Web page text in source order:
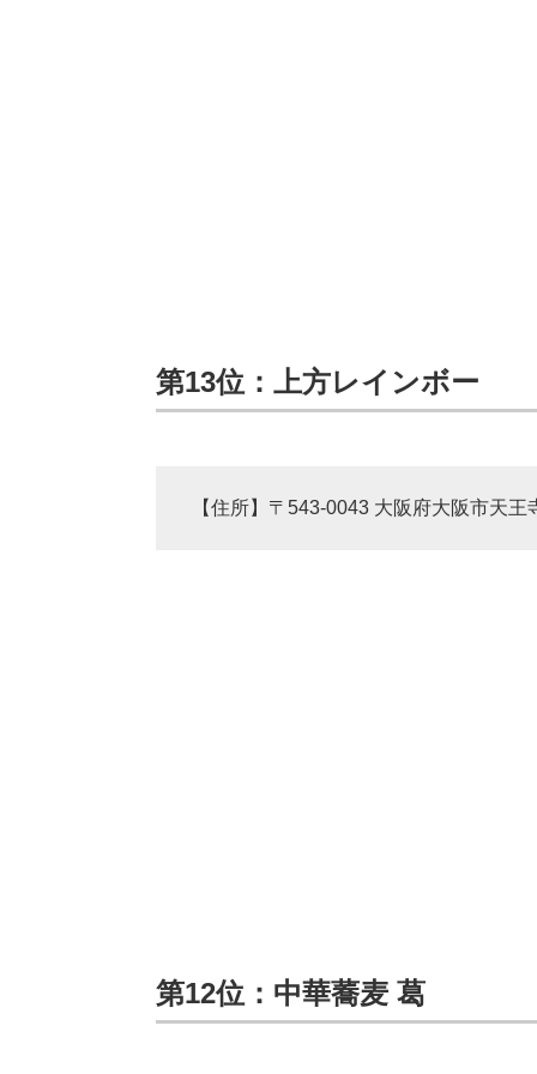
第13位：上方レインボー
【住所】〒543-0043 大阪府大阪市天王
第12位：中華蕎麦 葛